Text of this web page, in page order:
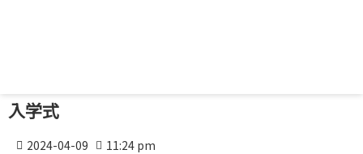
入学式
2024-04-09 11:24 pm